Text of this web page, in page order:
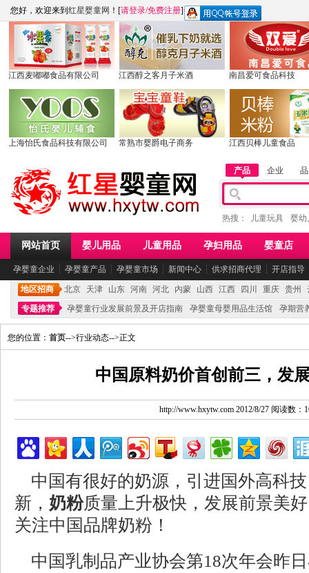
您好，欢迎来到 红星婴童网 ！[请登录/免费注册]
江西麦嘟嘟食品有限公司 江西醇之客月子米酒 南昌爱可食品科技
上海怡氏食品科技有限公司 常熟市婴爵电子商务 江西贝棒儿童食品
产品 企业
热搜： 儿童玩具 婴幼
网站首页 婴儿用品 儿童用品 孕妇用品 婴童店
孕婴童企业 ┆ 孕婴童产品 ┆ 孕婴童市场 ┆ 新闻中心 ┆ 供求招商代理 ┆ 开店指导
地区招商 北京 天津 山东 河南 河北 内蒙 山西 江西 四川 重庆 贵州
专题推荐
孕婴童行业发展前景及开店指南 孕婴童母婴用品生活馆 孕期营
您的位置： 首页-->行业动态-->正文
中国原料奶价首创前三，发
http://www.hxytw.com 2012/8/27 阅读数：
中国有很好的奶源，引进国外高科
新， 奶粉质量上升极快，发展前景美
关注中国品牌奶粉！
中国乳制品产业协会第18次年会昨